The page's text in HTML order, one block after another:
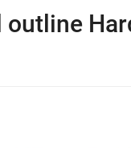
outline